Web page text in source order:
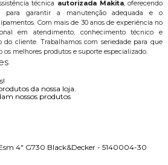
técnica autorizada Makita, oferecendo
para garantir a manutenção adequada e o
Com mais de 30 anos de experiência no
em atendimento, conhecimento técnico e
do cliente. Trabalhamos com seriedade para que
os melhores produtos e suporte especializado.
da nossa loja.
nossos produtos
4" G730 Black&Decker - 5140004-30